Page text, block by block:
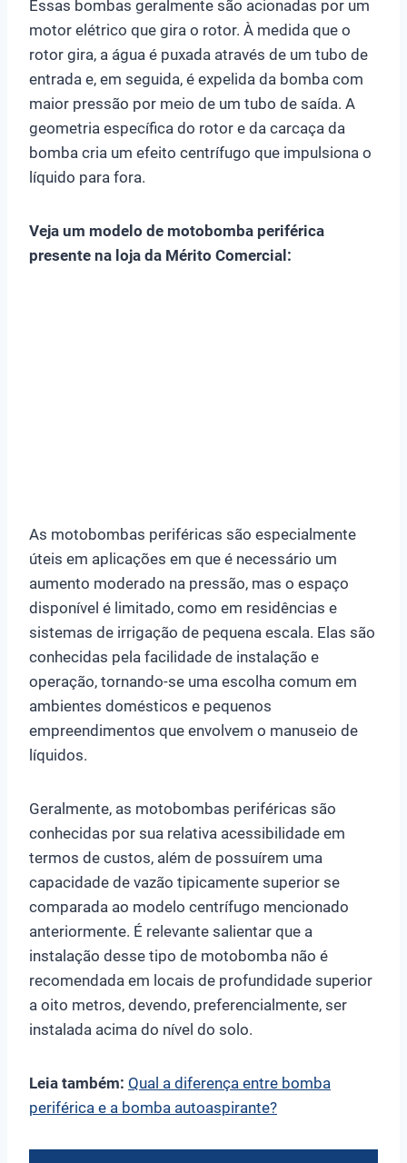
Essas bombas geralmente são acionadas por um
motor elétrico que gira o rotor. À medida que o
rotor gira, a água é puxada através de um tubo de
entrada e, em seguida, é expelida da bomba com
maior pressão por meio de um tubo de saída. A
geometria específica do rotor e da carcaça da
bomba cria um efeito centrífugo que impulsiona o
líquido para fora.
Veja um modelo de motobomba periférica
presente na loja da Mérito Comercial:
As motobombas periféricas são especialmente
úteis em aplicações em que é necessário um
aumento moderado na pressão, mas o espaço
disponível é limitado, como em residências e
sistemas de irrigação de pequena escala. Elas são
conhecidas pela facilidade de instalação e
operação, tornando-se uma escolha comum em
ambientes domésticos e pequenos
empreendimentos que envolvem o manuseio de
líquidos.
Geralmente, as motobombas periféricas são
conhecidas por sua relativa acessibilidade em
termos de custos, além de possuírem uma
capacidade de vazão tipicamente superior se
comparada ao modelo centrífugo mencionado
anteriormente. É relevante salientar que a
instalação desse tipo de motobomba não é
recomendada em locais de profundidade superior
a oito metros, devendo, preferencialmente, ser
instalada acima do nível do solo.
Leia também: Qual a diferença entre bomba
periférica e a bomba autoaspirante?